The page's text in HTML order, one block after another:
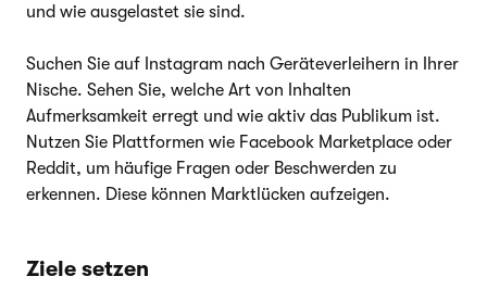
und wie ausgelastet sie sind.
Suchen Sie auf Instagram nach Geräteverleihern in Ihrer
Nische. Sehen Sie, welche Art von Inhalten
Aufmerksamkeit erregt und wie aktiv das Publikum ist.
Nutzen Sie Plattformen wie Facebook Marketplace oder
Reddit, um häufige Fragen oder Beschwerden zu
erkennen. Diese können Marktlücken aufzeigen.
Ziele setzen